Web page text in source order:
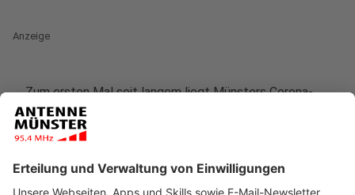
Anzeige
Zum ersten Mal seit langem liegtMünsters Corona-
Inzidenzwert wieder unter der 25er-Marke
Samstag (30.01.) hatte der Wert laut Landeszentrum
einer Woche pro 100.000 Einwohner gelegen. Der
aktuelle Wert kann allerdings daraus resultieren, dass